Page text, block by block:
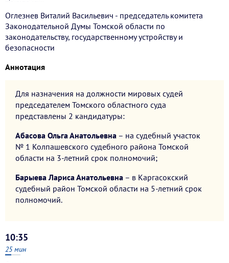
Оглезнев Виталий Васильевич - председатель комитета
Законодательной Думы Томской области по
законодательству, государственному устройству и
безопасности
Аннотация
Для назначения на должности мировых судей
председателем Томского областного суда
представлены 2 кандидатуры:
Абасова Ольга Анатольевна – на судебный участок
№ 1 Колпашевского судебного района Томской
области на 3-летний срок полномочий;
Барыева Лариса Анатольевна – в Каргасокский
судебный район Томской области на 5-летний срок
полномочий.
10:35
25мин